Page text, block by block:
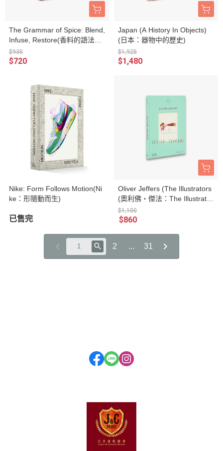
The Grammar of Spice: Blend,
Infuse, Restore(香料的語法：
調製、浸潤與療效)
$935
$720
Japan (A History In Objects)
(日本：器物中的歷史)
$1,925
$1,480
Nike: Form Follows Motion(Ni
ke：形隨動而生)
已售完
Oliver Jeffers (The Illustrators
(奧利佛‧傑法：The Illustrator
s系列)
$1,100
$860
2 ... 31